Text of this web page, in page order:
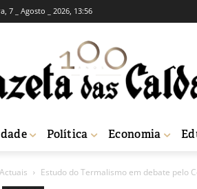
7 _ Agosto _ 2026, 13:56
Política Economia
Actuais Estudo do Termalismo em debate pelo